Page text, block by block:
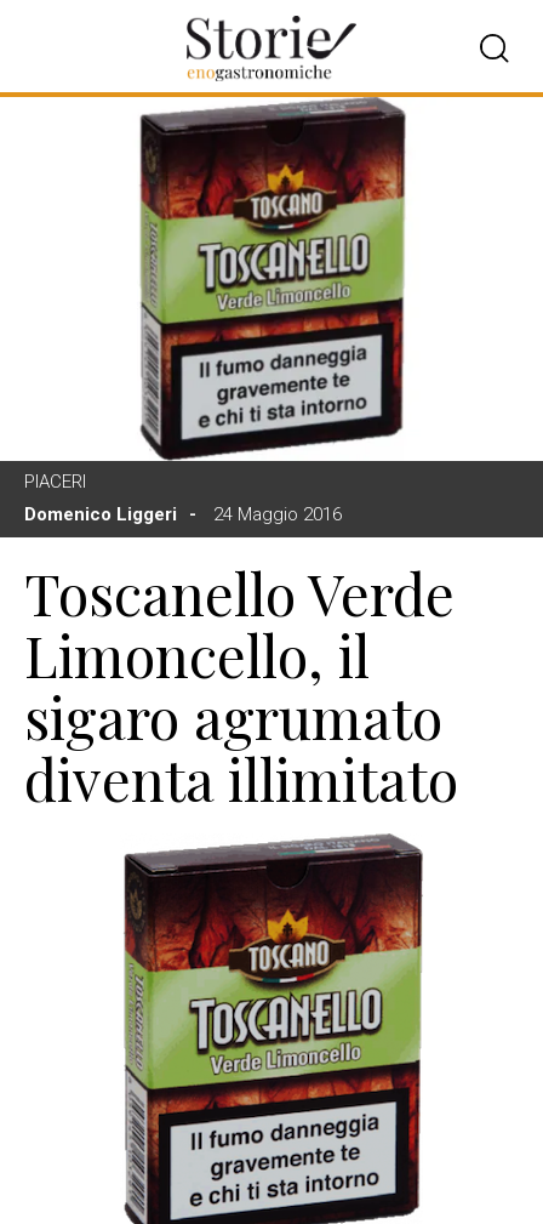
PIACERI
Domenico Liggeri
24 Maggio 2016
Toscanello Verde
Limoncello, il
sigaro agrumato
diventa illimitato